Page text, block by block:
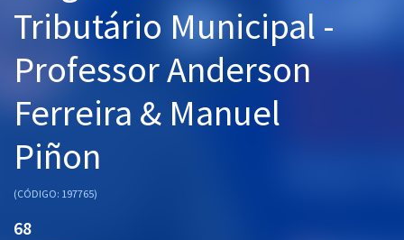
Mentorias
Questões grátis
Aprovados
Tributário Municipal -
Professor Anderson
Ferreira & Manuel
Piñon
(CÓDIGO: 197765)
68